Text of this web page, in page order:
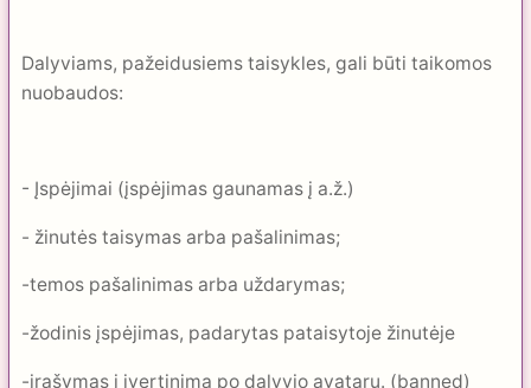
Dalyviams, pažeidusiems taisykles, gali būti taikomos
nuobaudos:
- Įspėjimai (įspėjimas gaunamas į a.ž.)
- žinutės taisymas arba pašalinimas;
-temos pašalinimas arba uždarymas;
-žodinis įspėjimas, padarytas pataisytoje žinutėje
-įrašymas į įvertinimą po dalyvio avataru. (banned)